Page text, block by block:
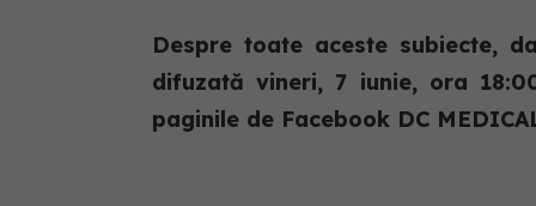
Despre toate aceste subiecte,
difuzată vineri, 7 iunie, ora
paginile de Facebook DC